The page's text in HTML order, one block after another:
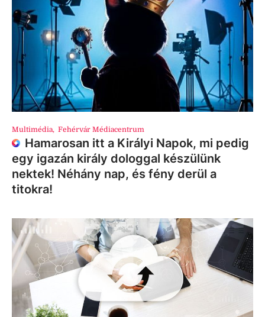
Multimédia, Fehérvár Médiacentrum
Hamarosan itt a Királyi Napok, mi pedig
egy igazán király dologgal készülünk
nektek! Néhány nap, és fény derül a
titokra!